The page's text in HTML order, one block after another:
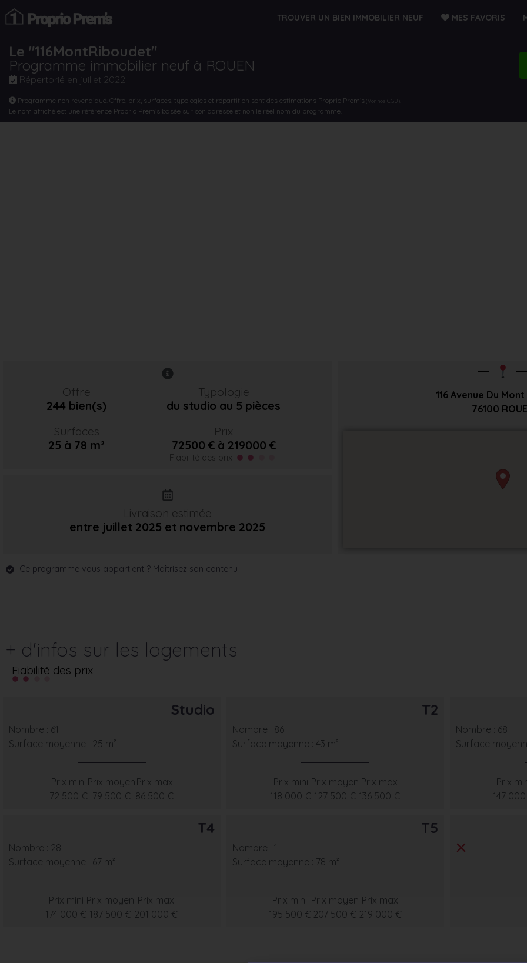
TROUVER UN BIEN IMMOBILIER NEUF MES FAVORIS
Le "116MontRiboudet"
Programme immobilier neuf à ROUEN
Répertorié en juillet 2022
Programme non revendiqué. Offre, prix, surfaces, typologies et répartition sont des estimations Proprio Prem’s (Voir nos CGU)
Le nom affiché est une référence Proprio Prem’s basée sur son adresse et non le réel nom du programme.
Offre
244 bien(s)
Typologie
du studio au 5 pièces
Surfaces
25 à 78 m²
Prix
72500 € à 219000 €
Fiabilité des prix
Livraison estimée
entre juillet 2025 et novembre 2025
116 Avenue Du
76100
Ce programme vous appartient ? Maîtrisez son contenu !
+ d'infos sur les logements
Fiabilité des prix
Studio
Nombre : 61
Surface moyenne : 25 m²
Prix mini
72 500 €
Prix moyen
79 500 €
Prix max
86 500 €
T2
Nombre : 86
Surface moyenne : 43 m²
Prix mini
118 000 €
Prix moyen
127 500 €
Prix max
136 500 €
Nombre : 68
Surface
Prix
147
T4
Nombre : 28
Surface moyenne : 67 m²
Prix mini
174 000 €
Prix moyen
187 500 €
Prix max
201 000 €
T5
Nombre : 1
Surface moyenne : 78 m²
Prix mini
195 500 €
Prix moyen
207 500 €
Prix max
219 000 €